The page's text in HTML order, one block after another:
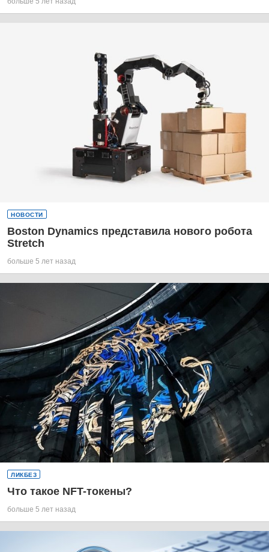
НОВОСТИ
Boston Dynamics представила нового робота
Stretch
больше 5 лет назад
ЛИКБЕЗ
Что такое NFT-токены?
больше 5 лет назад